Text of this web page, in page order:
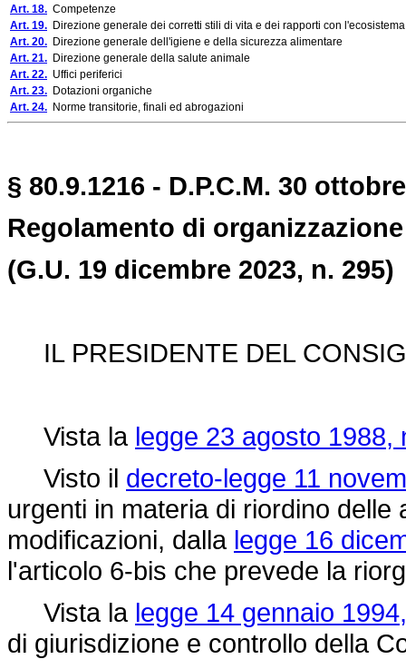
Art. 18. Competenze
Art. 19. Direzione generale dei corretti stili di vita e dei rapporti con l'ecosistema
Art. 20. Direzione generale dell'igiene e della sicurezza alimentare
Art. 21. Direzione generale della salute animale
Art. 22. Uffici periferici
Art. 23. Dotazioni organiche
Art. 24. Norme transitorie, finali ed abrogazioni
§ 80.9.1216 - D.P.C.M. 30
Regolamento di
(G.U. 19 dicembre 2023, n. 295)
IL PRESIDENTE DEL
Vista la legge 23 agosto 1988,
Visto il decreto-legge 11
urgenti in materia di riordino
modificazioni, dalla legge 16
l'articolo 6-bis che prevede la
Vista la legge 14 gennaio
di giurisdizione e controllo della